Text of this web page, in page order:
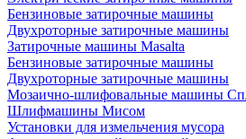
Бензиновые затирочные машины
Двухроторные затирочные машины
Затирочные машины Masalta
Бензиновые затирочные машины
Двухроторные затирочные машины
Мозаично-шлифовальные машины
Шлифмашины Мисом
Установки для измельчения мусора